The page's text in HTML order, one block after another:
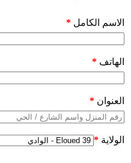
الاسم الكامل *
الهاتف *
العنوان *
الولاية *